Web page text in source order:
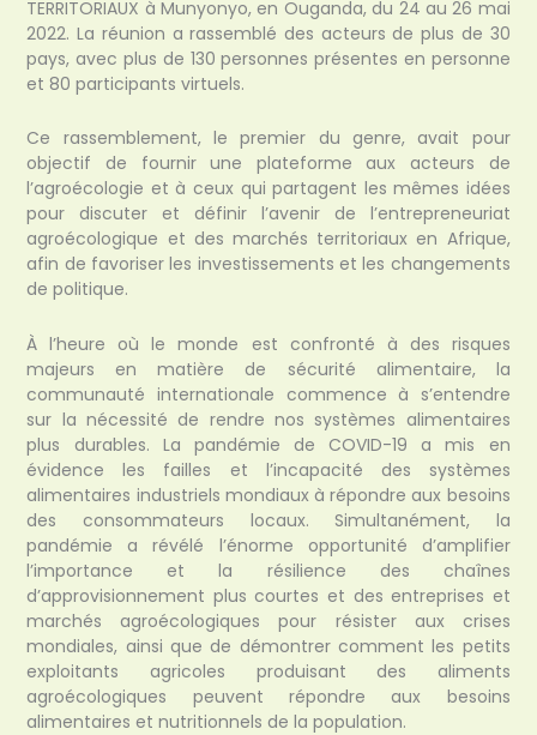
TERRITORIAUX à Munyonyo, en Ouganda, du 24 au 26 mai
2022. La réunion a rassemblé des acteurs de plus de 30
pays, avec plus de 130 personnes présentes en personne
et 80 participants virtuels.
Ce rassemblement, le premier du genre, avait pour
objectif de fournir une plateforme aux acteurs de
l’agroécologie et à ceux qui partagent les mêmes idées
pour discuter et définir l’avenir de l’entrepreneuriat
agroécologique et des marchés territoriaux en Afrique,
afin de favoriser les investissements et les changements
de politique.
À l’heure où le monde est confronté à des risques
majeurs en matière de sécurité alimentaire, la
communauté internationale commence à s’entendre
sur la nécessité de rendre nos systèmes alimentaires
plus durables. La pandémie de COVID-19 a mis en
évidence les failles et l’incapacité des systèmes
alimentaires industriels mondiaux à répondre aux besoins
des consommateurs locaux. Simultanément, la
pandémie a révélé l’énorme opportunité d’amplifier
l’importance et la résilience des chaînes
d’approvisionnement plus courtes et des entreprises et
marchés agroécologiques pour résister aux crises
mondiales, ainsi que de démontrer comment les petits
exploitants agricoles produisant des aliments
agroécologiques peuvent répondre aux besoins
alimentaires et nutritionnels de la population.